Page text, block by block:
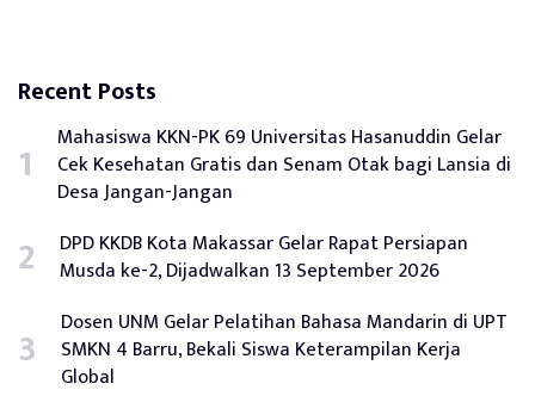
Recent Posts
Mahasiswa KKN-PK 69 Universitas Hasanuddin Gelar
Cek Kesehatan Gratis dan Senam Otak bagi Lansia di
Desa Jangan-Jangan
DPD KKDB Kota Makassar Gelar Rapat Persiapan
Musda ke-2, Dijadwalkan 13 September 2026
Dosen UNM Gelar Pelatihan Bahasa Mandarin di UPT
SMKN 4 Barru, Bekali Siswa Keterampilan Kerja
Global